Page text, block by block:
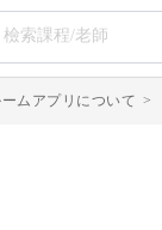
ームアプリについて >